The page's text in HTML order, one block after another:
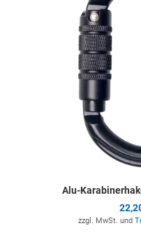
Alu-
zzgl. MwSt. und